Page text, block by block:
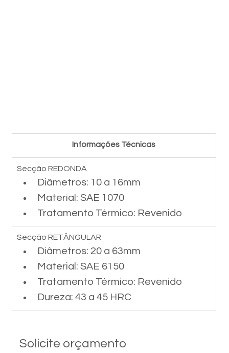
Informações Técnicas
Secção REDONDA
Diâmetros: 10 a 16mm
Material: SAE 1070
Tratamento Térmico: Revenido
Secção RETÂNGULAR
Diâmetros: 20 a 63mm
Material: SAE 6150
Tratamento Térmico: Revenido
Dureza: 43 a 45 HRC
Solicite orçamento